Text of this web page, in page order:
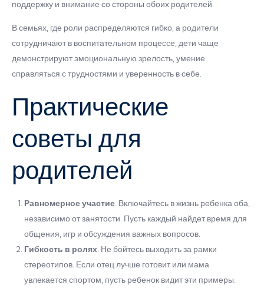
поддержку и внимание со стороны обоих родителей.
В семьях, где роли распределяются гибко, а родители
сотрудничают в воспитательном процессе, дети чаще
демонстрируют эмоциональную зрелость, умение
справляться с трудностями и уверенность в себе.
Практические
советы для
родителей
Равномерное участие. Включайтесь в жизнь ребенка оба,
независимо от занятости. Пусть каждый найдет время для
общения, игр и обсуждения важных вопросов.
Гибкость в ролях. Не бойтесь выходить за рамки
стереотипов. Если отец лучше готовит или мама
увлекается спортом, пусть ребенок видит эти примеры.